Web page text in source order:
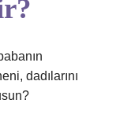
dadılarını